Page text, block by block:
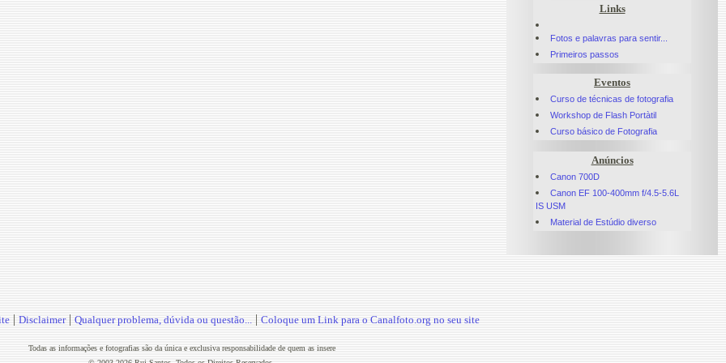
Links
Fotos e palavras para sentir...
Primeiros passos
Eventos
Curso de técnicas de fotografia
Workshop de Flash Portàtil
Curso básico de Fotografia
Anúncios
Canon 700D
Canon EF 100-400mm f/4.5-5.6L
IS USM
Material de Estúdio diverso
| Disclaimer| Qualquer problema, dúvida ou questão... | Coloque um Link para o Canalfoto.org no seu site
Todas as informações e fotografias são da única e exclusiva responsabilidade de quem as insere